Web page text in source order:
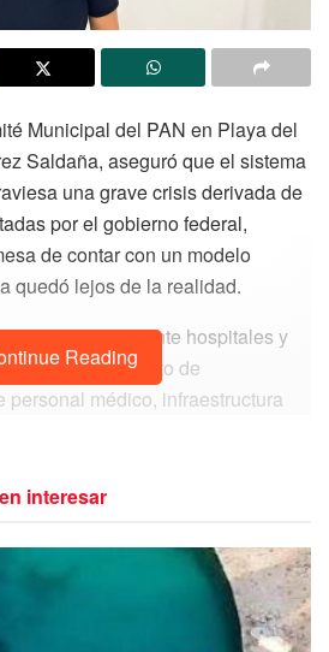
Municipal del PAN en Playa del
Saldaña, aseguró que el sistema
una grave crisis derivada de
por el gobierno federal,
de contar con un modelo
quedó lejos de la realidad.
que actualmente hospitales y
de desabasto de
personal médico, infraestructura
sistema de salud de Dinamarca.
colapsados, pacientes
meses por una consulta y médicos
muy complicadas”, expresó.
Reading
interesar